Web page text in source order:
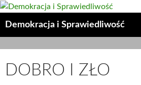
Przejdź
treści
Demokracja i Sprawiedliwość
DOBRO I ZŁO